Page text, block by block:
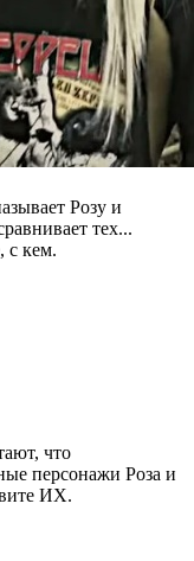
Розу и
тех...
с кем.
что
персонажи Роза и
ИХ.